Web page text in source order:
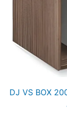
DJ VS BOX